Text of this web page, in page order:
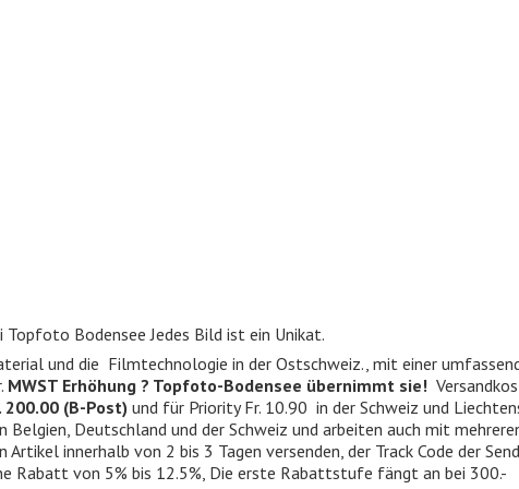
Topfoto Bodensee Jedes Bild ist ein Unikat.
und die Filmtechnologie in der Ostschweiz., mit einer
MWST Erhöhung ? Topfoto-Bodensee übernimmt sie!
(B-Post) und für Priority Fr. 10.90 in der Schweiz und
Deutschland und der Schweiz und arbeiten auch mit
innerhalb von 2 bis 3 Tagen versenden, der Track Code der
Rabatt von 5% bis 12.5%, Die erste Rabattstufe fängt an bei 300.-